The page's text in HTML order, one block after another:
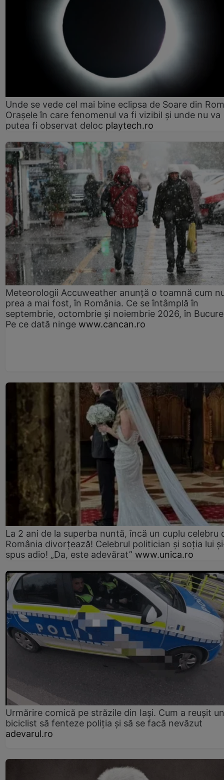
Unde se vede cel mai bine eclipsa de Soare din
Orașele în care fenomenul va fi vizibil și unde nu va
putea fi observat deloc playtech.ro
Meteorologii Accuweather anunță o toamnă cum
prea a mai fost, în România. Ce se întâmplă în
septembrie, octombrie și noiembrie 2026, în
Pe ce dată ninge www.cancan.ro
La 2 ani de la superba nuntă, încă un cuplu celebru
România divorțează! Celebrul politician și soția lui
spus adio! „Da, este adevărat” www.unica.ro
Urmărire comică pe străzile din Iași. Cum a reușit un
biciclist să fenteze poliția și să se facă nevăzut
adevarul.ro